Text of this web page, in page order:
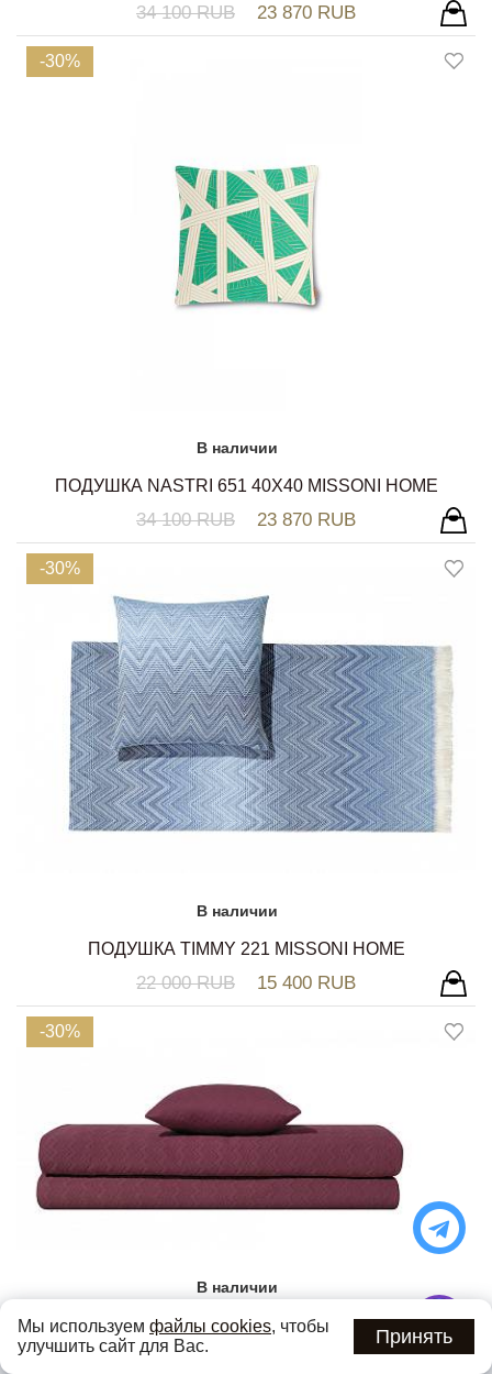
34 100 RUB 23 870 RUB
-30%
В наличии
ПОДУШКА NASTRI 651 40Х40 MISSONI HOME
34 100 RUB 23 870 RUB
-30%
В наличии
ПОДУШКА TIMMY 221 MISSONI HOME
22 000 RUB 15 400 RUB
-30%
В наличии
ПОКРЫВАЛО GRETEL 49 MISSONI HOME
43 500 RUB 30 450 RUB
Мы используем файлы cookies, чтобы
улучшить сайт для Вас.
Принять